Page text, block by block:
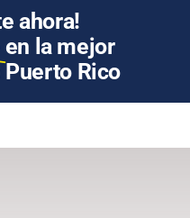
ahora!
en la mejor
Rico